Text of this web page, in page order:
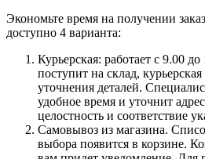
Экономьте время на получении
доступно 4 варианта:
Курьерская: работает с 9.00
поступит на склад,
уточнения деталей.
удобное время и уточнит
целостность и соответствие
Самовывоз из магазина.
выбора появится в корзине.